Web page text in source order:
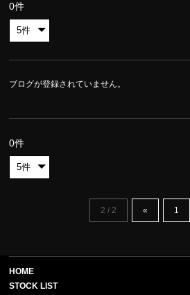
0件
ブログが登録されていません。
0件
2 / 2 « 1
HOME
STOCK LIST